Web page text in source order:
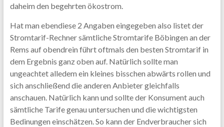
daheim den begehrten ökostrom.
Hat man ebendiese 2 Angaben eingegeben also listet der
Stromtarif-Rechner sämtliche Stromtarife Böbingen an der
Rems auf obendrein führt oftmals den besten Stromtarif in
dem Ergebnis ganz oben auf. Natürlich sollte man
ungeachtet alledem ein kleines bisschen abwärts rollen und
sich anschließend die anderen Anbieter gleichfalls
anschauen. Natürlich kann und sollte der Konsument auch
sämtliche Tarife genau untersuchen und die wichtigsten
Bedinungen einschätzen. So kann der Endverbraucher sich